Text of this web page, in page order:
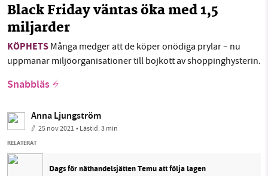
Black Friday väntas öka med 1,5
miljarder
KÖPHETS Många medger att de köper onödiga prylar – nu
uppmanar miljöorganisationer till bojkott av shoppinghysterin.
Snabbläs
Anna Ljungström
25 nov 2021• Lästid:3 min
RELATERAT
Dags för näthandelsjätten Temu att följa lagen